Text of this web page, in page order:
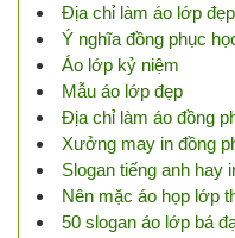
Địa chỉ làm áo lớp
Ý nghĩa đồng phục
Áo lớp kỷ niệm
Mẫu áo lớp đẹp
Địa chỉ làm áo đồng
Xưởng may in đồng
Slogan tiếng anh hay
Nên mặc áo họp lớp
50 slogan áo lớp bá